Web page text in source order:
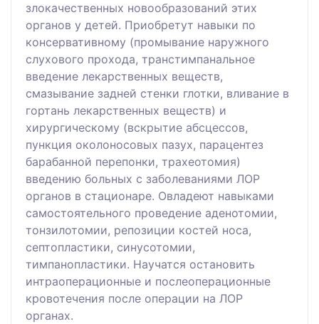
злокачественных новообразований этих
органов у детей. Приобретут навыки по
консервативному (промывание наружного
слухового прохода, транстимпанальное
введение лекарственных веществ,
смазывание задней стенки глотки, вливание в
гортань лекарственных веществ) и
хирургическому (вскрытие абсцессов,
пункция околоносовых пазух, парацентез
барабанной перепонки, трахеотомия)
введению больных с заболеваниями ЛОР
органов в стационаре. Овладеют навыками
самостоятельного проведение аденотомии,
тонзилотомии, репозиции костей носа,
септопластики, синусотомии,
тимпанопластики. Научатся остановить
интраоперационные и послеоперационные
кровотечения после операции на ЛОР
органах.